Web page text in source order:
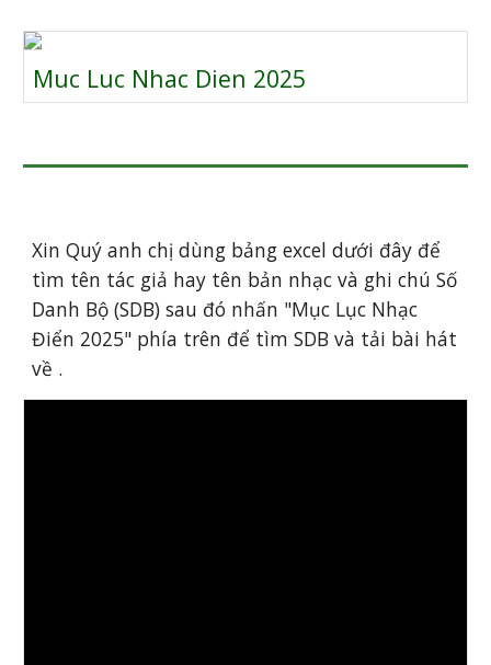
Muc Luc Nhac Dien 2025
Xin Quý anh chị dùng bảng excel dưới đây để
tìm tên tác giả hay tên bản nhạc và ghi chú Số
Danh Bộ (SDB) sau đó nhấn "Mục Lục Nhạc
Điển 2025" phía trên để tìm SDB và tải bài hát
về .